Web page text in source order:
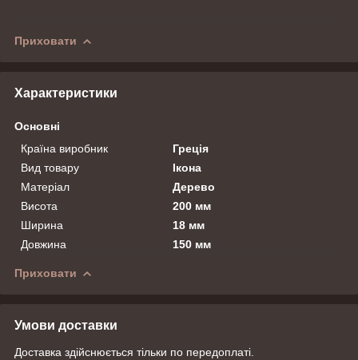
Приховати
Характеристики
Основні
Країна виробник
Греція
Вид товару
Ікона
Матеріал
Дерево
Висота
200 мм
Ширина
18 мм
Довжина
150 мм
Приховати
Умови доставки
Доставка здійснюється тільки по передоплаті.